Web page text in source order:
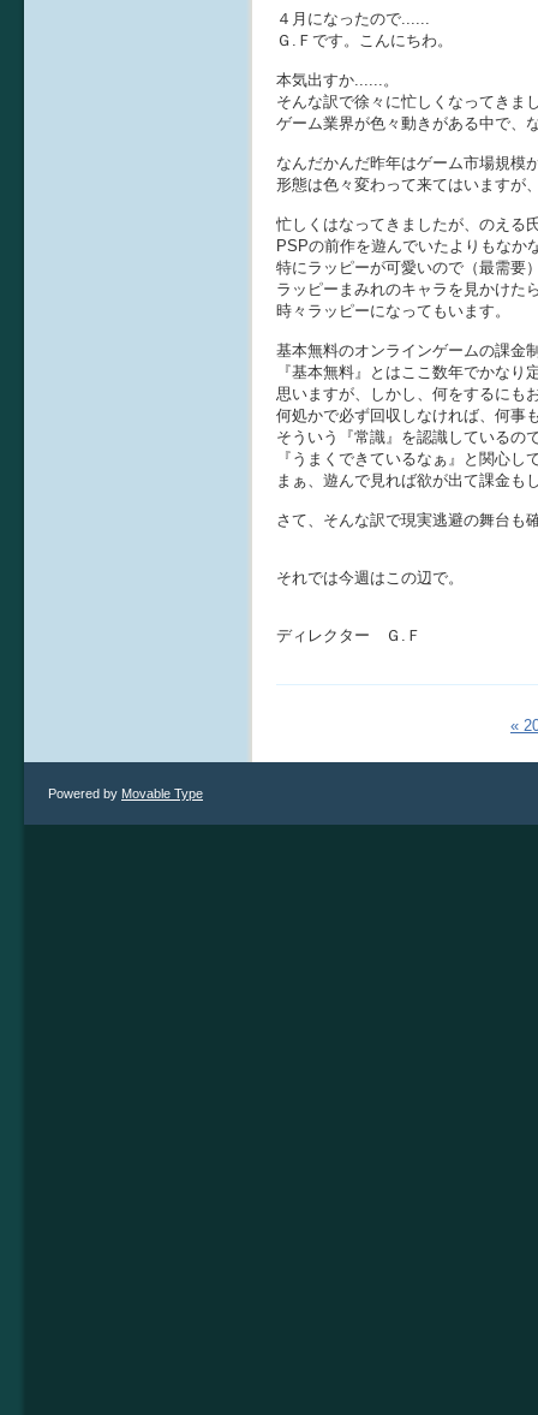
４月になったので......
Ｇ.Ｆです。こんにちわ。
本気出すか......。
そんな訳で徐々に忙しくなってきま
ゲーム業界が色々動きがある中で、
なんだかんだ昨年はゲーム市場規模
形態は色々変わって来てはいますが
忙しくはなってきましたが、のえる
PSPの前作を遊んでいたよりもなか
特にラッピーが可愛いので（最需要
ラッピーまみれのキャラを見かけた
時々ラッピーになってもいます。
基本無料のオンラインゲームの課金
『基本無料』とはここ数年でかな
思いますが、しかし、何をするにも
何処かで必ず回収しなければ、何事
そういう『常識』を認識しているの
『うまくできているなぁ』と関心し
まぁ、遊んで見れば欲が出て課金も
さて、そんな訳で現実逃避の舞台も
それでは今週はこの辺で。
ディレクター Ｇ.Ｆ
«
Powered by Movable Type